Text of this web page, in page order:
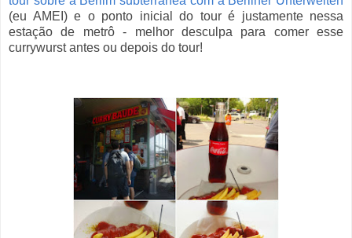
(eu AMEI) e o ponto inicial do tour é justamente nessa
estação de metrô - melhor desculpa para comer esse
currywurst antes ou depois do tour!